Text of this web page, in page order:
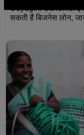
Udyogini Scheme: इस
सकती हैं बिजनेस लोन,